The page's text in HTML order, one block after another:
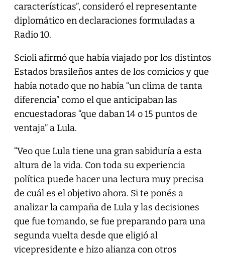
características”, consideró el representante
diplomático en declaraciones formuladas a
Radio 10.
Scioli afirmó que había viajado por los distintos
Estados brasileños antes de los comicios y que
había notado que no había “un clima de tanta
diferencia” como el que anticipaban las
encuestadoras “que daban 14 o 15 puntos de
ventaja” a Lula.
“Veo que Lula tiene una gran sabiduría a esta
altura de la vida. Con toda su experiencia
política puede hacer una lectura muy precisa
de cuál es el objetivo ahora. Si te ponés a
analizar la campaña de Lula y las decisiones
que fue tomando, se fue preparando para una
segunda vuelta desde que eligió al
vicepresidente e hizo alianza con otros